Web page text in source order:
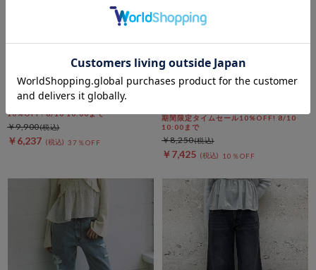
小花柄刺繍デニム
期間限定タイムセールSALE価格から更に
10%OFF! 8/10 10:00まで
￥6,237 37％OFF
￥9,900
archives
【美脚デニム】オーバーダイタ
期間限定タイムセール10%OFF! 8/10
10:00まで
￥7,425 10％OFF
￥8,250